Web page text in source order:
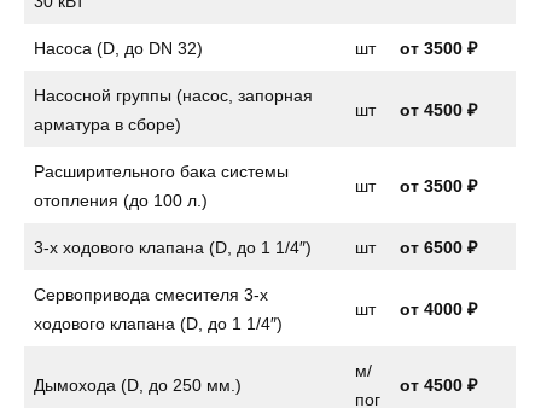
Насоса (D, до DN 32) шт от 3500 ₽
Насосной группы (насос, запорная
арматура в сборе)
шт от 4500 ₽
Расширительного бака системы
отопления (до 100 л.)
шт от 3500 ₽
3-х ходового клапана (D, до 1 1/4″) шт от 6500 ₽
Сервопривода смесителя 3-х
ходового клапана (D, до 1 1/4″)
шт от 4000 ₽
Дымохода (D, до 250 мм.)
м/
пог
от 4500 ₽